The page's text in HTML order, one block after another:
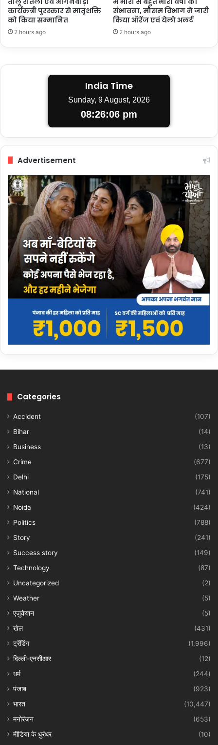
कार्यकत्री पुरस्कार से मातृशक्ति
को किया सम्मानित
2 hours ago
संभावना, मौसम विभाग ने जारी
किया ऑरेंज एवं येलो अलर्ट
2 hours ago
India Time
Sunday, 9 August, 2026
08:26:07 pm
Advertisement
Categories
Accident
(107)
Bihar
(14)
Business
(13)
Crime
(677)
Delhi
(175)
National
(741)
Noida
(424)
Politics
(788)
Story
(241)
Success story
(149)
Technology
(87)
Uncategorized
(2)
Weather
(5)
एजुकेशन
(5)
खेल
(431)
ट्रेंडिंग
(1,996)
दिल्ली-एनसीआर
(12)
धर्म
(244)
पंजाब
(923)
भारत
(10,447)
मनोरंजन
(653)
मीडिया के धुरंधर
(10)